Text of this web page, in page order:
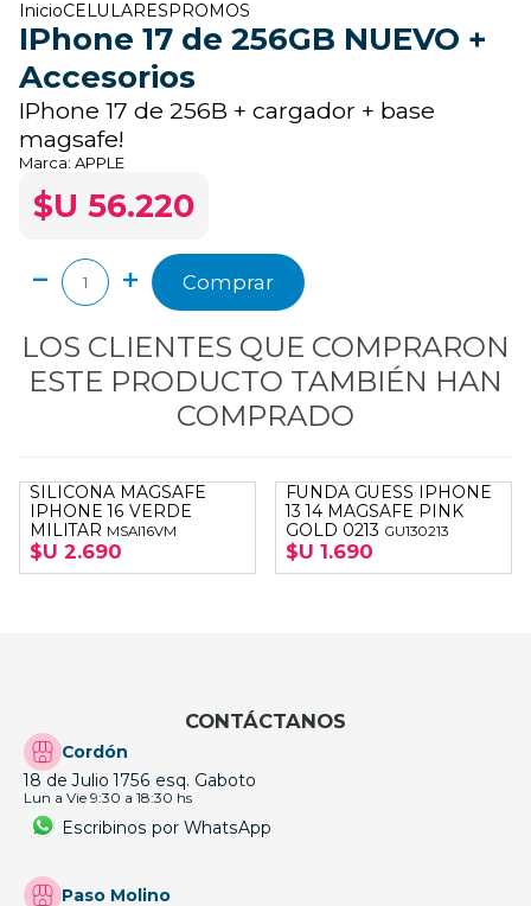
InicioCELULARES PROMOS
IPhone 17 de 256GB NUEVO +
Accesorios
IPhone 17 de 256B + cargador + base
magsafe!
Marca: APPLE
$U 56.220
Comprar
LOS CLIENTES QUE COMPRARON
ESTE PRODUCTO TAMBIÉN HAN
COMPRADO
SILICONA MAGSAFE
IPHONE 16 VERDE
MILITAR MSAI16VM
$U 2.690
FUNDA GUESS IPHONE
13 14 MAGSAFE PINK
GOLD 0213 GU130213
$U 1.690
CONTÁCTANOS
Cordón
18 de Julio 1756 esq. Gaboto
Lun a Vie 9:30 a 18:30 hs
Escribinos por WhatsApp
Paso Molino